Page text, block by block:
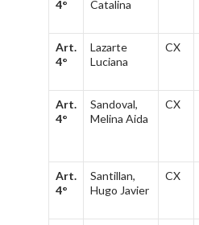
4°
Catalina
Art.
4°
Lazarte
Luciana
CX
Art.
4°
Sandoval,
Melina Aida
CX
Art.
4°
Santillan,
Hugo Javier
CX